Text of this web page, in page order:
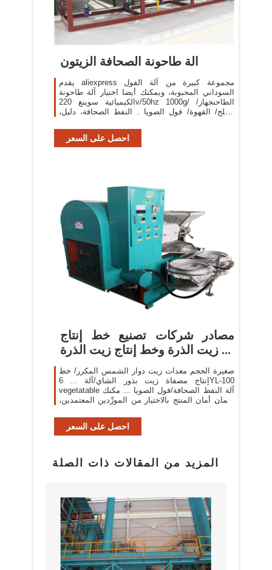
الة طاحونة الصحافة الزيتون
يقدم aliexpress مجموعة كبيرة من آلة الفول
السوداني المحبوبة، ويمكنك أيضا اختيار آلة طاحونة
الكيميائية سوينغ 220v/50hz 1000g/ الطاحنجهاز/
الملح/ القهوة/ فول الصويا . النفط الصحافة، دليل،
احصل على السعر
مصادر شركات تصنيع خط إنتاج
زيت الذرة وخط إنتاج زيت الذرة ...
صغيرة الحجم معدات زيت دوار الشمس المكرر/ خط
إنتاج مصفاة زيت بذور الشاي/آلة ... 6YL-100
vegetatable آلة النفط الصحافة/فول الصويا ... مكنك
ضمان أمان المنتج بالاختيار من المورِّدين المعتمدين،
احصل على السعر
المزيد من المقالات ذات الصلة